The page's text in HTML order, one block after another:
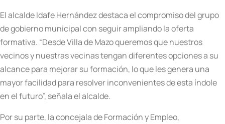
El alcalde Idafe Hernández destaca el compromiso del grupo
de gobierno municipal con seguir ampliando la oferta
formativa. “Desde Villa de Mazo queremos que nuestros
vecinos y nuestras vecinas tengan diferentes opciones a su
alcance para mejorar su formación, lo que les genera una
mayor facilidad para resolver inconvenientes de esta índole
en el futuro”, señala el alcalde.
Por su parte, la concejala de Formación y Empleo,